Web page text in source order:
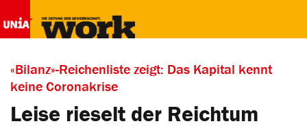
«Bilanz»-Reichenliste zeigt: Das Kapital kennt
keine Coronakrise
Leise rieselt der Reichtum